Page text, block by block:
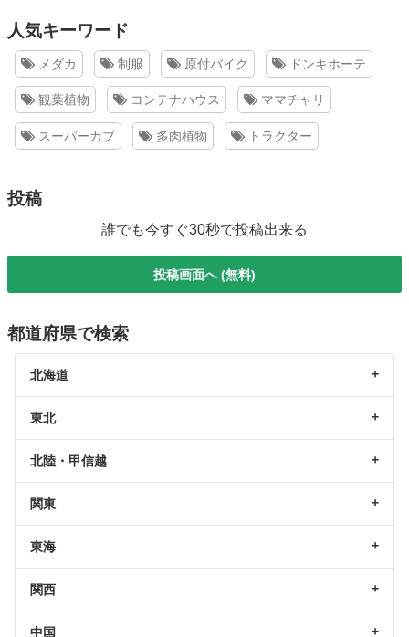
人気キーワード
メダカ 制服 原付バイク ドンキホーテ
観葉植物 コンテナハウス ママチャリ
スーパーカブ 多肉植物 トラクター
投稿
誰でも今すぐ30秒で投稿出来る
投稿画面へ (無料)
都道府県で検索
北海道
東北
北陸・甲信越
関東
東海
関西
中国